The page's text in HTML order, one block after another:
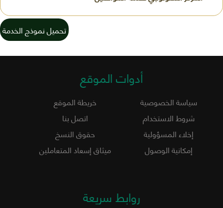
تحميل نموذج الخدمة
أدوات الموقع
سياسة الخصوصية
خريطة الموقع
شروط الاستخدام
اتصل بنا
إخلاء المسؤولية
حقوق النسخ
إمكانية الوصول
ميثاق إسعاد المتعاملين
روابط سريعة